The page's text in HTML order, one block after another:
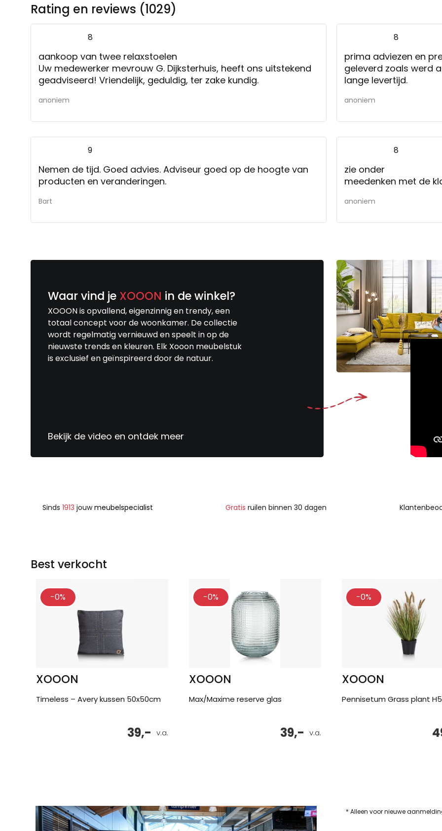
Rating en reviews (1029)
8
aankoop van twee relaxstoelen
Uw medewerker mevrouw G. Dijksterhuis, heeft ons uitstekend
geadviseerd! Vriendelijk, geduldig, ter zake kundig.
anoniem
8
prima adviezen en
geleverd zoals werd
lange levertijd.
anoniem
9
Nemen de tijd. Goed advies. Adviseur goed op de hoogte van
producten en veranderingen.
Bart
8
zie onder
meedenken met de
anoniem
Waar vind je XOOON in de winkel?
XOOON is opvallend, eigenzinnig en trendy, een
totaal concept voor de woonkamer. De collectie
wordt regelmatig vernieuwd en speelt in op de
nieuwste trends en kleuren. Elk Xooon meubelstuk
is exclusief en geïnspireerd door de natuur.
Bekijk de video en ontdek meer
Sinds 1913 jouwmeubelspecialist Gratis ruilen binnen 30 dagen
Best verkocht
-0%
XOOON
Timeless – Avery kussen 50x50cm
v.a.
39,-
-0%
XOOON
Max/Maxime reserve glas
v.a.
39,-
-0%
XOOON
Pennisetum Grass plant
* Alleen voor nieuwe